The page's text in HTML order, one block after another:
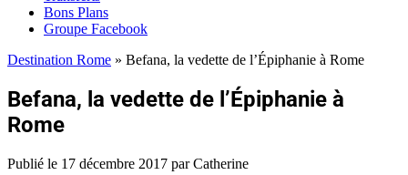
Bons Plans
Groupe Facebook
Destination Rome » Befana, la vedette de l’Épiphanie à Rome
Befana, la vedette de l’Épiphanie à
Rome
Publié le 17 décembre 2017 par Catherine